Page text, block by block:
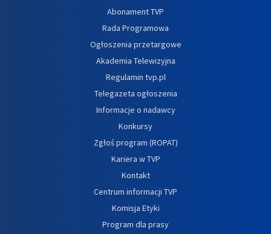
Abonament TVP
Rada Programowa
Ogłoszenia przetargowe
Akademia Telewizyjna
Regulamin tvp.pl
Telegazeta ogłoszenia
Informacje o nadawcy
Konkursy
Zgłoś program (ROPAT)
Kariera w TVP
Kontakt
Centrum informacji TVP
Komisja Etyki
Program dla prasy